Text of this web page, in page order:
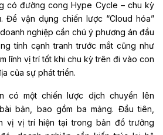
có đường cong Hype Cycle – chu kỳ
Để vận dụng chiến lược “Cloud hóa”
nghiệp cần chú ý phương án đầu
tính cạnh tranh trước mắt cũng như
lĩnh vị trí tốt khi chu kỳ trên đi vào con
của sự phát triển.
có một chiến lược dịch chuyển lên
bản, bao gồm ba mảng. Đầu tiên,
vị vị trí hiện tại trong bản đồ trưởng